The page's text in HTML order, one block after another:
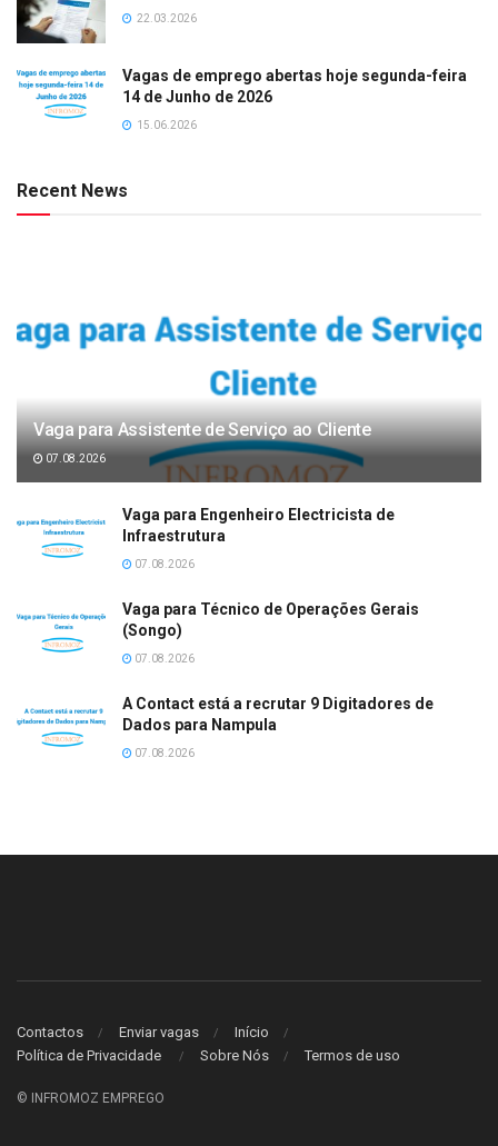
22.03.2026
Vagas de emprego abertas hoje segunda-feira
14 de Junho de 2026
15.06.2026
Recent News
Vaga para Assistente de Serviço ao Cliente
07.08.2026
Vaga para Engenheiro Electricista de
Infraestrutura
07.08.2026
Vaga para Técnico de Operações Gerais
(Songo)
07.08.2026
A Contact está a recrutar 9 Digitadores de
Dados para Nampula
07.08.2026
Contactos Enviar vagas
Início
Política de Privacidade
Sobre Nós Termos de uso
© INFROMOZ EMPREGO